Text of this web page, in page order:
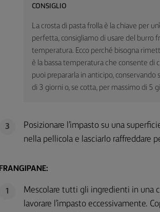
CONSIGLIO
La crosta di pasta frolla è la chiave per
perfetta, consigliamo di usare del burro
temperatura. Ecco perché bisogna
è la bassa temperatura che consente di
puoi prepararla in anticipo,
di 3 giorni o, se cotta, per massimo di 5
3
Posizionare l’impasto su una
nella pellicola e lasciarlo raffreddare
FRANGIPANE:
1
Mescolare tutti gli ingredienti in una
lavorare l’impasto eccessivamente.